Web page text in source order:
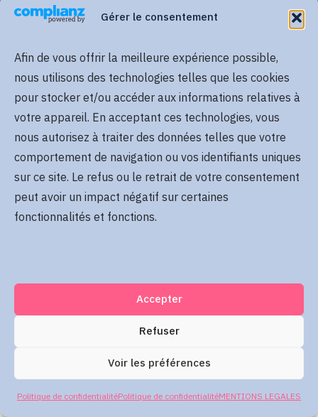
Gérer le consentement
Afin de vous offrir la meilleure expérience possible,
nous utilisons des technologies telles que les cookies
pour stocker et/ou accéder aux informations relatives à
votre appareil. En acceptant ces technologies, vous
nous autorisez à traiter des données telles que votre
comportement de navigation ou vos identifiants uniques
sur ce site. Le refus ou le retrait de votre consentement
peut avoir un impact négatif sur certaines
fonctionnalités et fonctions.
Accepter
Refuser
Voir les préférences
Politique de confidentialitéPolitique de confidentialitéMENTIONS LEGALES
Se rappeler de moi
Mot de passe oublié
Me connecter